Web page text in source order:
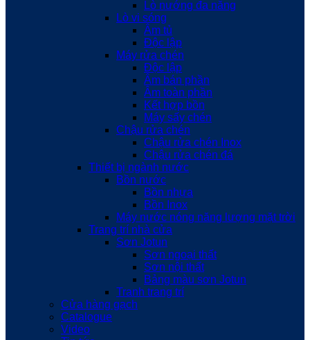
Lò nướng đa năng
Lò vi sóng
Âm tủ
Độc lập
Máy rửa chén
Độc lập
Âm bán phần
Âm toàn phần
Kết hợp bồn
Máy sấy chén
Chậu rửa chén
Chậu rửa chén Inox
Chậu rửa chén đá
Thiết bị ngành nước
Bồn nước
Bồn nhựa
Bồn Inox
Máy nước nóng năng lượng mặt trời
Trang trí nhà cửa
Sơn Jotun
Sơn ngoại thất
Sơn nội thất
Bảng màu sơn Jotun
Tranh trang trí
Cửa hàng gạch
Catalogue
Video